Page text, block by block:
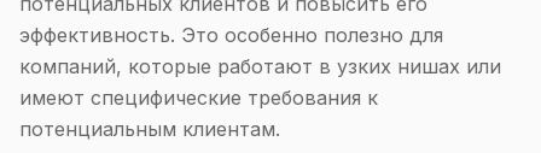
эффективность. Это особенно полезно для
компаний, которые работают в узких нишах или
имеют специфические требования к
потенциальным клиентам.